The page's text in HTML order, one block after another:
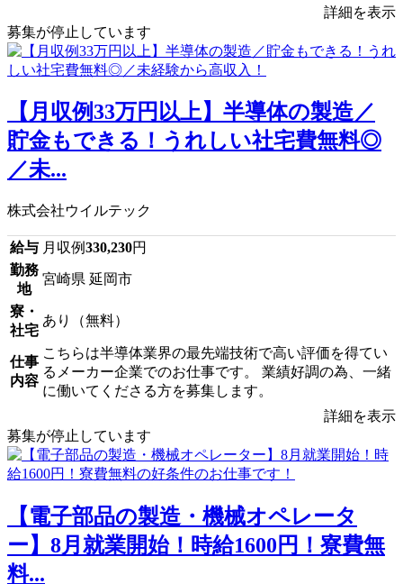
詳細を表示
募集が停止しています
【月収例33万円以上】半導体の製造／
貯金もできる！うれしい社宅費無料◎
／未...
株式会社ウイルテック
給与 月収例330,230円
勤務
地
宮崎県 延岡市
寮・
社宅
あり（無料）
仕事
内容
こちらは半導体業界の最先端技術で高い評価を得てい
るメーカー企業でのお仕事です。 業績好調の為、一緒
に働いてくださる方を募集します。
詳細を表示
募集が停止しています
【電子部品の製造・機械オペレータ
ー】8月就業開始！時給1600円！寮費無
料...